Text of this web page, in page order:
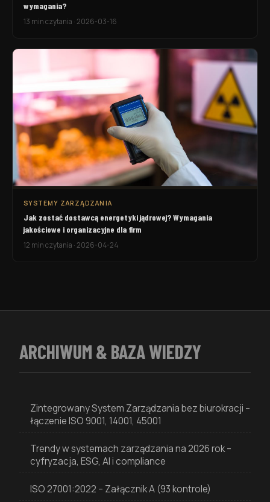
wymagania?
13 min czytania · 2026-03-16
SYSTEMY ZARZĄDZANIA
Jak zostać dostawcą energetyki jądrowej? Wymagania
jakościowe i organizacyjne dla firm
12 min czytania · 2026-04-24
ARCHIWUM & BAZA WIEDZY
Zintegrowany System Zarządzania bez biurokracji –
łączenie ISO 9001, 14001, 45001
Trendy w systemach zarządzania na 2026 rok –
cyfryzacja, ESG, AI i compliance
ISO 27001:2022 – Załącznik A (93 kontrole)